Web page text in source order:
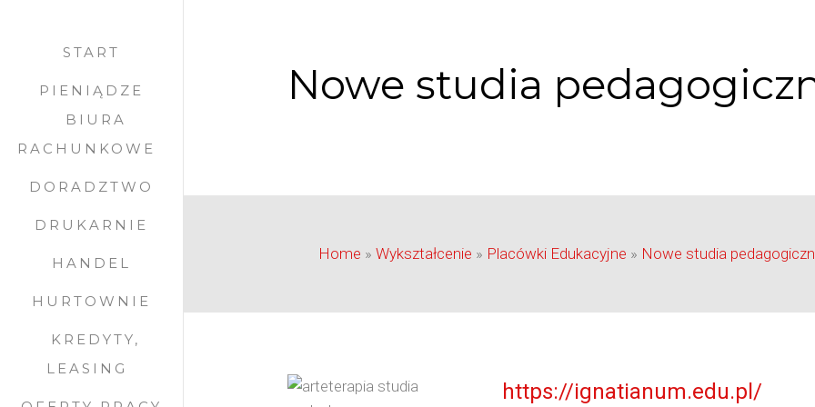
START
PIENIĄDZE
BIURA
RACHUNKOWE
DORADZTWO
DRUKARNIE
HANDEL
HURTOWNIE
KREDYTY,
LEASING
Nowe studia
Home » Wykształcenie » Placówki Edukacyjne » Nowe studia
https://ignatianum.edu.pl/